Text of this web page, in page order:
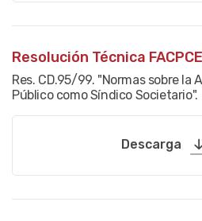
Resolución Técnica
Res. CD.95/99. "Normas sobre
Público como Síndico Societario".
Descarga